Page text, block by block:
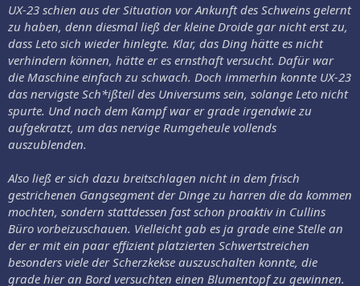
UX-23 schien aus der Situation vor Ankunft des Schweins gelernt
zu haben, denn diesmal ließ der kleine Droide gar nicht erst zu,
dass Leto sich wieder hinlegte. Klar, das Ding hätte es nicht
verhindern können, hätte er es ernsthaft versucht. Dafür war
die Maschine einfach zu schwach. Doch immerhin konnte UX-23
das nervigste Sch*ißteil des Universums sein, solange Leto nicht
spurte. Und nach dem Kampf war er grade irgendwie zu
aufgekratzt, um das nervige Rumgeheule vollends
auszublenden.
Also ließ er sich dazu breitschlagen nicht in dem frisch
gestrichenen Gangsegment der Dinge zu harren die da kommen
mochten, sondern stattdessen fast schon proaktiv in Cullins
Büro vorbeizuschauen. Vielleicht gab es ja grade eine Stelle an
der er mit ein paar effizient platzierten Schwertstreichen
besonders viele der Scherzkekse auszuschalten konnte, die
grade hier an Bord versuchten einen Blumentopf zu gewinnen.